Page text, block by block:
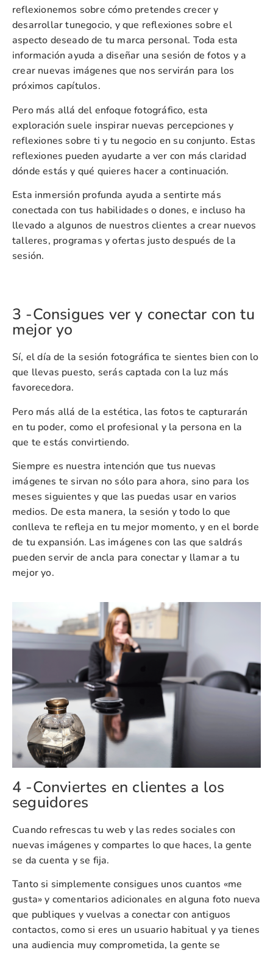
reflexionemos sobre cómo pretendes crecer y
desarrollar tunegocio, y que reflexiones sobre el
aspecto deseado de tu marca personal. Toda esta
información ayuda a diseñar una sesión de fotos y a
crear nuevas imágenes que nos servirán para los
próximos capítulos.
Pero más allá del enfoque fotográfico, esta
exploración suele inspirar nuevas percepciones y
reflexiones sobre ti y tu negocio en su conjunto. Estas
reflexiones pueden ayudarte a ver con más claridad
dónde estás y qué quieres hacer a continuación.
Esta inmersión profunda ayuda a sentirte más
conectada con tus habilidades o dones, e incluso ha
llevado a algunos de nuestros clientes a crear nuevos
talleres, programas y ofertas justo después de la
sesión.
3 -Consigues ver y conectar con tu
mejor yo
Sí, el día de la sesión fotográfica te sientes bien con lo
que llevas puesto, serás captada con la luz más
favorecedora.
Pero más allá de la estética, las fotos te capturarán
en tu poder, como el profesional y la persona en la
que te estás convirtiendo.
Siempre es nuestra intención que tus nuevas
imágenes te sirvan no sólo para ahora, sino para los
meses siguientes y que las puedas usar en varios
medios. De esta manera, la sesión y todo lo que
conlleva te refleja en tu mejor momento, y en el borde
de tu expansión. Las imágenes con las que saldrás
pueden servir de ancla para conectar y llamar a tu
mejor yo.
4 -Conviertes en clientes a los
seguidores
Cuando refrescas tu web y las redes sociales con
nuevas imágenes y compartes lo que haces, la gente
se da cuenta y se fija.
Tanto si simplemente consigues unos cuantos «me
gusta» y comentarios adicionales en alguna foto nueva
que publiques y vuelvas a conectar con antiguos
contactos, como si eres un usuario habitual y ya tienes
una audiencia muy comprometida, la gente se